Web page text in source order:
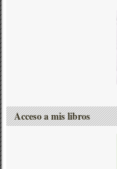
Acceso a mis libros